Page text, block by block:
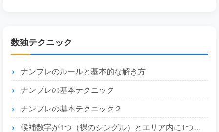
数独テクニック
ナンプレのルールと基本的な解き方
ナンプレの基本テクニック
ナンプレの基本テクニック２
候補数字が1つ（裸のシングル）とエリア内に1つ（隠れたシングル）